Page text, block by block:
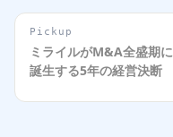
Pickup
ミライルがM&A全盛期
誕生する5年の経営決断